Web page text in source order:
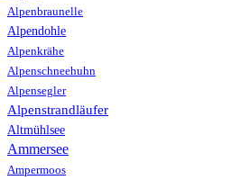
Alpenbraunelle
Alpendohle
Alpenkrähe
Alpenschneehuhn
Alpensegler
Alpenstrandläufer
Altmühlsee
Ammersee
Ampermoos